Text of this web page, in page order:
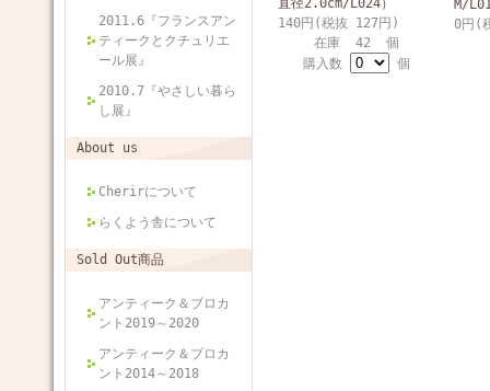
2011.6『フランスアン
ティークとクチュリエ
ール展』
2010.7『やさしい暮ら
し展』
About us
Cherirについて
らくよう舎について
Sold Out商品
アンティーク＆ブロカ
ント2019～2020
アンティーク＆ブロカ
ント2014～2018
直径2.0cm/L024）
140円(税抜 127円)
在庫 42 個
購入数
個
M/
0円(